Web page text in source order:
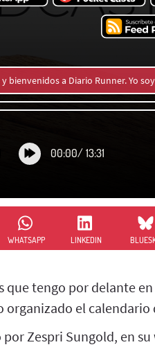
bienvenidos a Diario Runner. Yo
00:00/ 13:31
WHATSAPP LINKEDIN
que tengo por delante
organizado el calendario
Zespri Sungold, en